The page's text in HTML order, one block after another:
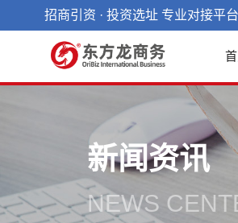
招商引资 · 投资选址 专业对接平台
新闻资讯
NEWS